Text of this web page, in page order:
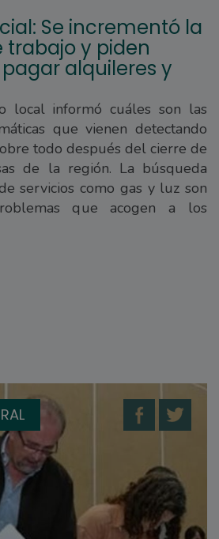
Se incrementó la
trabajo y piden
alquileres y
local informó cuáles son las
que vienen detectando
todo después del cierre de
de la región. La búsqueda
servicios como gas y luz son
que acogen a los